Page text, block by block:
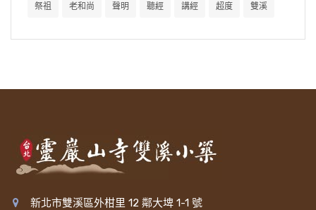
祭祖 老和尚 聲明 聽經 講經 超度 雙溪
新北市雙溪區外柑里 12 鄰大埤 1-1 號